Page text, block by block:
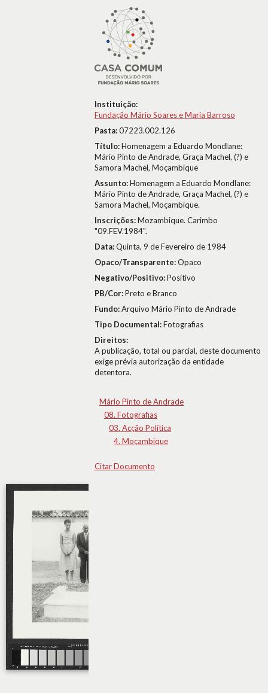
Instituição:
Fundação Mário Soares e Maria Barroso
Pasta:07223.002.126
Título:Homenagem a Eduardo Mondlane:
Mário Pinto de Andrade, Graça Machel, (?) e
Samora Machel, Moçambique
Assunto:Homenagem a Eduardo Mondlane:
Mário Pinto de Andrade, Graça Machel, (?) e
Samora Machel, Moçambique.
Inscrições:Mozambique. Carimbo
"09.FEV.1984".
Data:Quinta, 9 de Fevereiro de 1984
Opaco/Transparente:Opaco
Negativo/Positivo:Positivo
PB/Cor:Preto e Branco
Fundo:Arquivo Mário Pinto de Andrade
Tipo Documental:Fotografias
Direitos:
A publicação, total ou parcial, deste documento
exige prévia autorização da entidade
detentora.
Mário Pinto de Andrade
08. Fotografias
03. Acção Política
4. Moçambique
Citar Documento